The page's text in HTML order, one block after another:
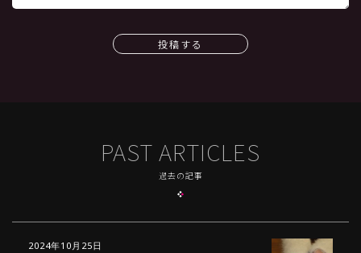
投稿する
PAST ARTICLES
過去の記事
2024年10月25日